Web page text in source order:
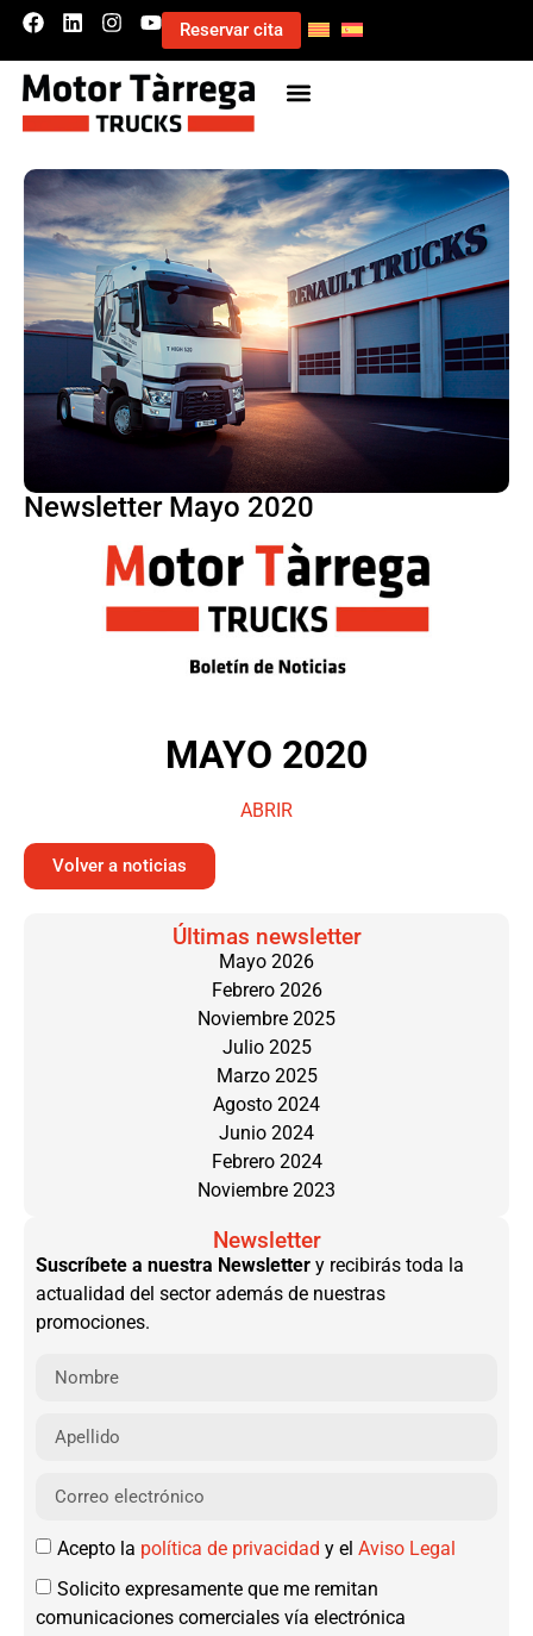
Reservar cita
Newsletter Mayo 2020
MAYO 2020
ABRIR
Volver a noticias
Últimas newsletter
Mayo 2026
Febrero 2026
Noviembre 2025
Julio 2025
Marzo 2025
Agosto 2024
Junio 2024
Febrero 2024
Noviembre 2023
Newsletter
Suscríbete a nuestra Newsletter y recibirás toda la
actualidad del sector además de nuestras
promociones.
Acepto la política de privacidad y el Aviso Legal
Solicito expresamente que me remitan
comunicaciones comerciales vía electrónica